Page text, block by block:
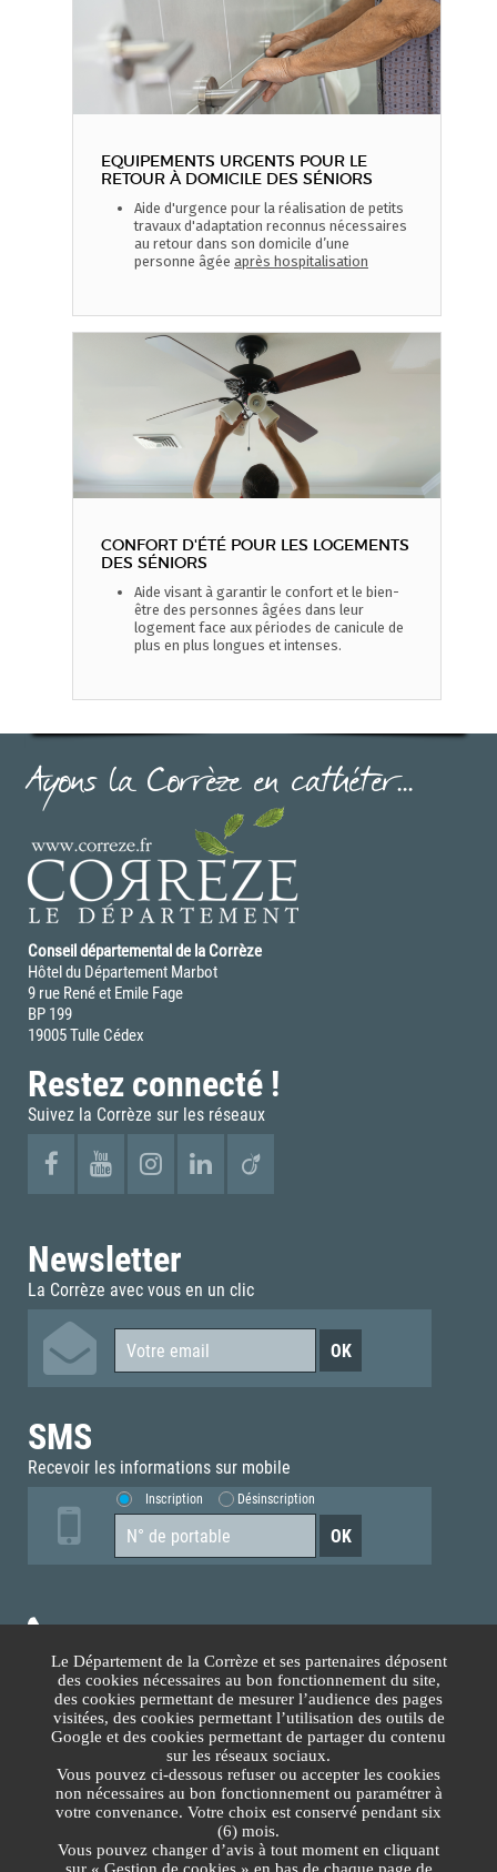
EQUIPEMENTS URGENTS POUR LE
RETOUR À DOMICILE DES SÉNIORS
Aide d'urgence pour la réalisation de petits
travaux d'adaptation reconnus nécessaires
au retour dans son domicile d’une
personne âgée après hospitalisation
CONFORT D'ÉTÉ POUR LES LOGEMENTS
DES SÉNIORS
Aide visant à garantir le confort et le bien-
être des personnes âgées dans leur
logement face aux périodes de canicule de
plus en plus longues et intenses.
Ayons la Corrèze en cathéter...
Conseil départemental de la Corrèze
Hôtel du Département Marbot
9 rue René et Emile Fage
BP 199
19005 Tulle Cédex
Restez connecté !
Suivez la Corrèze sur les réseaux
Newsletter
La Corrèze avec vous en un clic
SMS
Recevoir les informations sur mobile
Inscription Désinscription
Accès téléphonique sourds et malentendants
Nous contacter
Lundi au Vendredi
Le Département de la Corrèze et ses partenaires déposent
des cookies nécessaires au bon fonctionnement du site,
des cookies permettant de mesurer l’audience des pages
visitées, des cookies permettant l’utilisation des outils de
Google et des cookies permettant de partager du contenu
sur les réseaux sociaux.
Vous pouvez ci-dessous refuser ou accepter les cookies
non nécessaires au bon fonctionnement ou paramétrer à
votre convenance. Votre choix est conservé pendant six
(6) mois.
Vous pouvez changer d’avis à tout moment en cliquant